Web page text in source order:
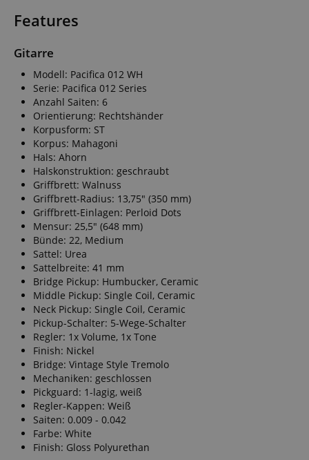
Features
Gitarre
Modell: Pacifica 012 WH
Serie: Pacifica 012 Series
Anzahl Saiten: 6
Orientierung: Rechtshänder
Korpusform: ST
Korpus: Mahagoni
Hals: Ahorn
Halskonstruktion: geschraubt
Griffbrett: Walnuss
Griffbrett-Radius: 13,75" (350 mm)
Griffbrett-Einlagen: Perloid Dots
Mensur: 25,5" (648 mm)
Bünde: 22, Medium
Sattel: Urea
Sattelbreite: 41 mm
Bridge Pickup: Humbucker, Ceramic
Middle Pickup: Single Coil, Ceramic
Neck Pickup: Single Coil, Ceramic
Pickup-Schalter: 5-Wege-Schalter
Regler: 1x Volume, 1x Tone
Finish: Nickel
Bridge: Vintage Style Tremolo
Mechaniken: geschlossen
Pickguard: 1-lagig, weiß
Regler-Kappen: Weiß
Saiten: 0.009 - 0.042
Farbe: White
Finish: Gloss Polyurethan